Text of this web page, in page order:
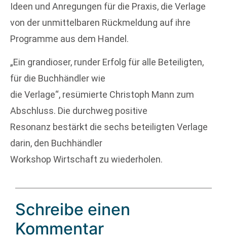
Ideen und Anregungen für die Praxis, die Verlage
von der unmittelbaren Rückmeldung auf ihre
Programme aus dem Handel.
„Ein grandioser, runder Erfolg für alle Beteiligten,
für die Buchhändler wie
die Verlage“, resümierte Christoph Mann zum
Abschluss. Die durchweg positive
Resonanz bestärkt die sechs beteiligten Verlage
darin, den Buchhändler
Workshop Wirtschaft zu wiederholen.
Schreibe einen
Kommentar